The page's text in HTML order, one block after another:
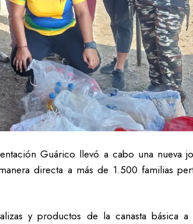
Guárico llevó a cabo una nueva
directa a más de 1.500 familias
y productos de la canasta básica